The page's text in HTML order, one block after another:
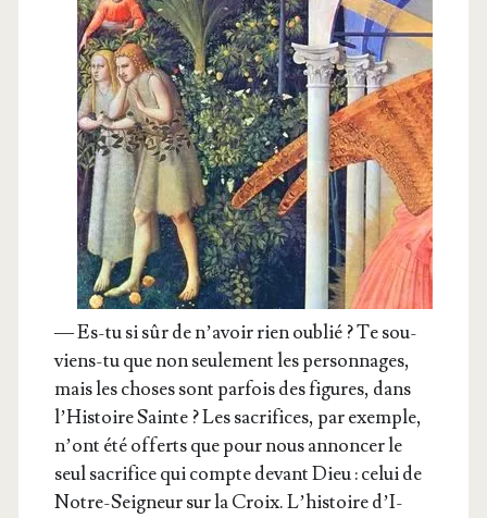
— Es-tu si sûr de n’a­voir rien oublié ? Te sou­
viens-tu que non seule­ment les per­son­nages,
mais les choses sont par­fois des figures, dans
l’His­toire Sainte ? Les sacri­fices, par exemple,
n’ont été offerts que pour nous annon­cer le
seul sacri­fice qui compte devant Dieu : celui de
Notre-Sei­gneur sur la Croix. L’his­toire d’I­